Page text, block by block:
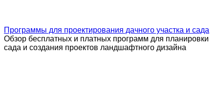
Программы для проектирования дачного участка и сада
Обзор бесплатных и платных программ для планировки
сада и создания проектов ландшафтного дизайна